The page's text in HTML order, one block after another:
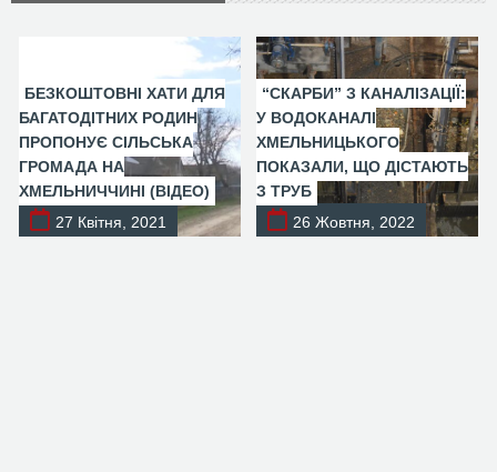
БЕЗКОШТОВНІ ХАТИ ДЛЯ
БАГАТОДІТНИХ РОДИН
ПРОПОНУЄ СІЛЬСЬКА
ГРОМАДА НА
ХМЕЛЬНИЧЧИНІ (ВІДЕО)
27 Квітня, 2021
“СКАРБИ” З КАНАЛІЗАЦІЇ:
У ВОДОКАНАЛІ
ХМЕЛЬНИЦЬКОГО
ПОКАЗАЛИ, ЩО ДІСТАЮТЬ
З ТРУБ
26 Жовтня, 2022